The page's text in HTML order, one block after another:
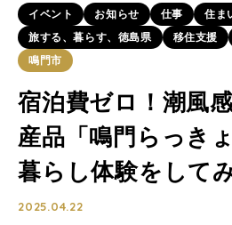
イベント お知らせ 仕事 住ま
旅する、暮らす、徳島県
移住支援
鳴門市
宿泊費ゼロ！潮風
産品「鳴門らっき
暮らし体験をして
2025.04.22